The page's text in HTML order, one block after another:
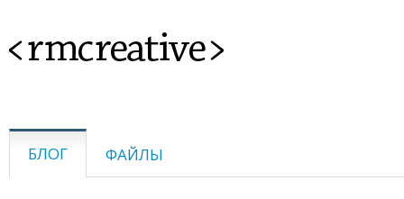
<rmcreative>
БЛОГ ФАЙЛЫ